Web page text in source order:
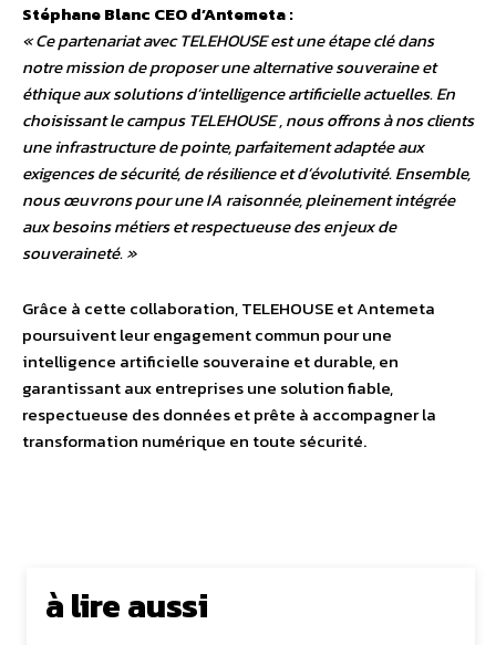
Stéphane Blanc CEO d’Antemeta :
« Ce partenariat avec TELEHOUSE est une étape clé dans
notre mission de proposer une alternative souveraine et
éthique aux solutions d’intelligence artificielle actuelles. En
choisissant le campus TELEHOUSE , nous offrons à nos clients
une infrastructure de pointe, parfaitement adaptée aux
exigences de sécurité, de résilience et d’évolutivité. Ensemble,
nous œuvrons pour une IA raisonnée, pleinement intégrée
aux besoins métiers et respectueuse des enjeux de
souveraineté. »
Grâce à cette collaboration, TELEHOUSE et Antemeta
poursuivent leur engagement commun pour une
intelligence artificielle souveraine et durable, en
garantissant aux entreprises une solution fiable,
respectueuse des données et prête à accompagner la
transformation numérique en toute sécurité.
à lire aussi